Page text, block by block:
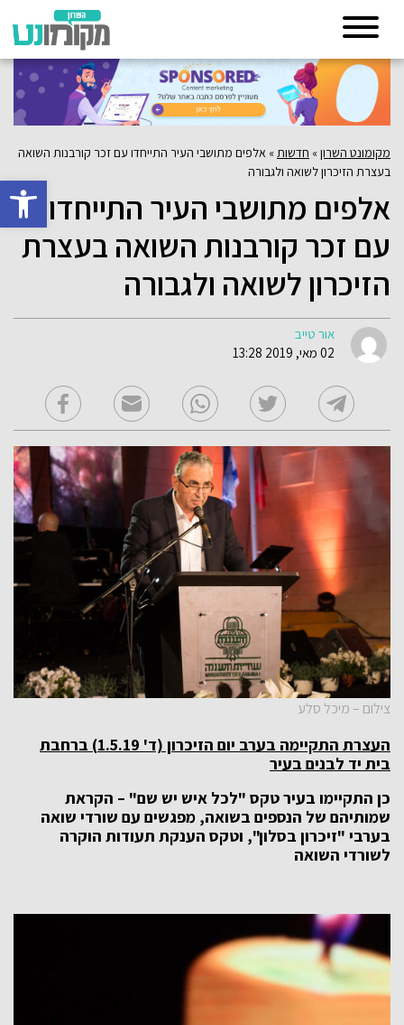
פתח
מקומונט השרון» חדשות » אלפים מתושבי העיר התייחדו עם זכר קורבנות השואה
בעצרת הזיכרון לשואה ולגבורה
אלפים מתושבי העיר התייחדו
עם זכר קורבנות השואה בעצרת
הזיכרון לשואה ולגבורה
אור טייב
02 מאי, 2019 13:28
צילום – מיכל סלע
העצרת התקיימה בערב יום הזיכרון (ד' 1.5.19) ברחבת
בית יד לבנים בעיר
כן התקיימו בעיר טקס "לכל איש יש שם" – הקראת
שמותיהם של הנספים בשואה, מפגשים עם שורדי שואה
בערבי "זיכרון בסלון", וטקס הענקת תעודות הוקרה
לשורדי השואה